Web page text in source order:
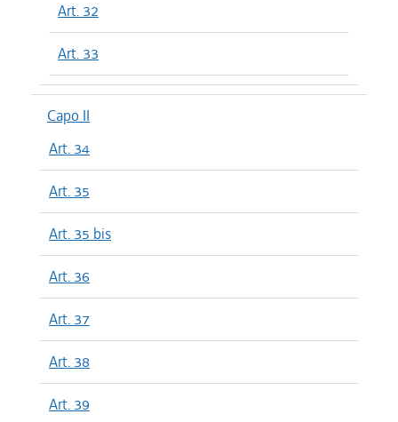
Art. 32
Art. 33
Capo II
Art. 34
Art. 35
Art. 35 bis
Art. 36
Art. 37
Art. 38
Art. 39